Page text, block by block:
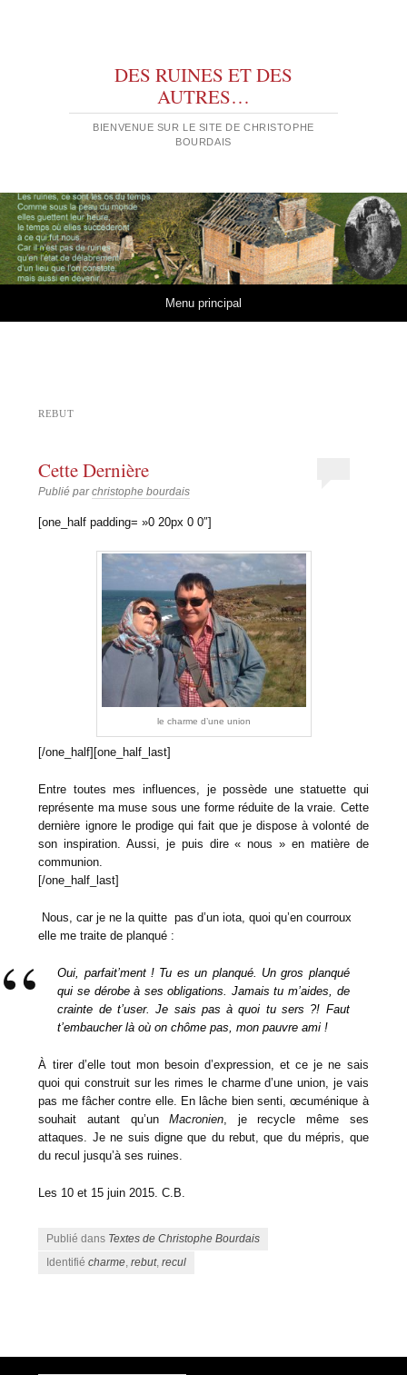
DES RUINES ET DES
AUTRES…
BIENVENUE SUR LE SITE DE CHRISTOPHE
BOURDAIS
Menu principal
REBUT
Cette Dernière
Publié parchristophe bourdais
[one_half padding= »0 20px 0 0″]
le charme d’une union
[/one_half][one_half_last]
Entre toutes mes influences, je possède une statuette qui
représente ma muse sous une forme réduite de la vraie. Cette
dernière ignore le prodige qui fait que je dispose à volonté de
son inspiration. Aussi, je puis dire « nous » en matière de
communion.
[/one_half_last]
Nous, car je ne la quitte pas d’un iota, quoi qu’en courroux
elle me traite de planqué :
Oui, parfait’ment ! Tu es un planqué. Un gros planqué
qui se dérobe à ses obligations. Jamais tu m’aides, de
crainte de t’user. Je sais pas à quoi tu sers ?! Faut
t’embaucher là où on chôme pas, mon pauvre ami !
À tirer d’elle tout mon besoin d’expression, et ce je ne sais
quoi qui construit sur les rimes le charme d’une union, je vais
pas me fâcher contre elle. En lâche bien senti, œcuménique à
souhait autant qu’unMacronien , je recycle même ses
attaques. Je ne suis digne que du rebut, que du mépris, que
du recul jusqu’à ses ruines.
Les 10 et 15 juin 2015. C.B.
Publié dans Textes de Christophe Bourdais
Identifiécharme,rebut,recul